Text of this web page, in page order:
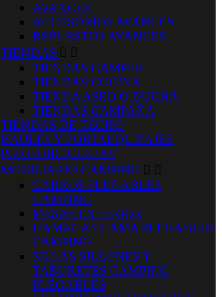
AVANCES
ACCESORIOS AVANCES
REPUESTOS AVANCES
TIENDAS  
TIENDAS CAMPER
TIENDAS COCINA
TIENDA ASEO O DUCHA
TIENDAS CAMPAÑA
TIENDAS DE TECHO
BAULES Y PORTAEQUIPAJES
PORTABICICLETAS
MOBILIARIO CAMPING  
CARROS PLEGABLES
CAMPING
MESAS EXTERIOR
HAMACAS CAMA PLEGABLES
CAMPING
SILLAS SILLONES Y
TABURETES CAMPING
PLEGABLES